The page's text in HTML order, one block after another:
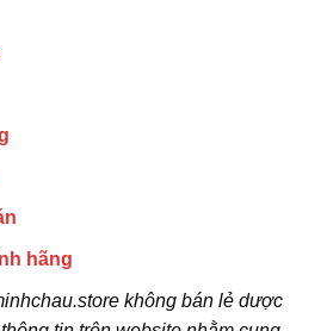
hãng
không bán lẻ dược